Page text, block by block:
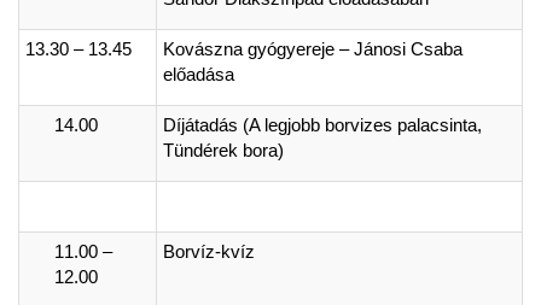
13.30 – 13.45
Kovászna gyógyereje – Jánosi Csaba
előadása
14.00
Díjátadás (A legjobb borvizes palacsinta,
Tündérek bora)
11.00 –
12.00
Borvíz-kvíz